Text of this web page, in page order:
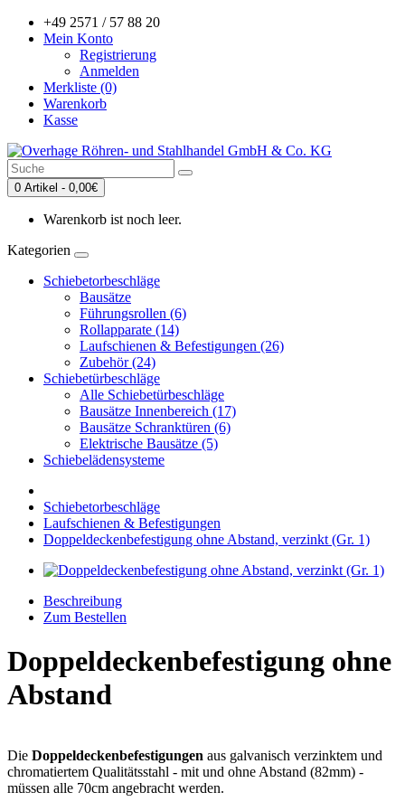
+49 2571 / 57 88 20
Mein Konto
Registrierung
Anmelden
Merkliste (0)
Warenkorb
Kasse
0 Artikel - 0,00€
Warenkorb ist noch leer.
Kategorien
Schiebetorbeschläge
Bausätze
Führungsrollen (6)
Rollapparate (14)
Laufschienen & Befestigungen (26)
Zubehör (24)
Schiebetürbeschläge
Alle Schiebetürbeschläge
Bausätze Innenbereich (17)
Bausätze Schranktüren (6)
Elektrische Bausätze (5)
Schiebelädensysteme
Schiebetorbeschläge
Laufschienen & Befestigungen
Doppeldeckenbefestigung ohne Abstand, verzinkt (Gr. 1)
Beschreibung
Zum Bestellen
Doppeldeckenbefestigung ohne
Abstand
Die Doppeldeckenbefestigungen aus galvanisch verzinktem und
chromatiertem Qualitätsstahl - mit und ohne Abstand (82mm) -
müssen alle 70cm angebracht werden.